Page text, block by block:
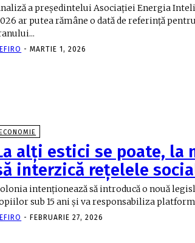
a preşedintelui Asociaţiei Energia
ar putea rămâne o dată de referință
- MARTIE 1, 2026
alți estici se poate, la
interzică rețelele
intenţionează să introducă o nouă
sub 15 ani şi va responsabiliza
- FEBRUARIE 27, 2026